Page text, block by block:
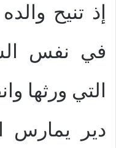
في نفس
التي ورثها
دير يمارس